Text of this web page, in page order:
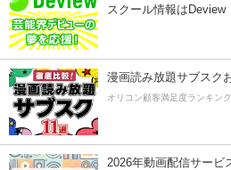
スクール情報はDeview
漫画読み放題サブスク
オリコン顧客満足度ランキング
2026年動画配信サービ